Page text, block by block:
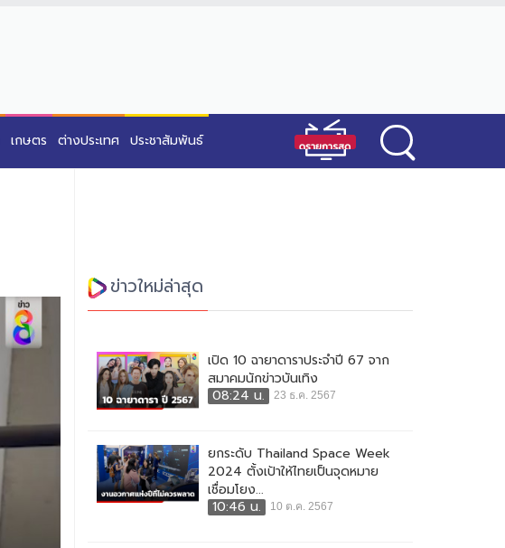
เกษตร ต่างประเทศ ประชาสัมพันธ์
ข่าวใหม่ล่าสุด
เปิด 10 ฉายาดาราประจำปี 67 จาก
สมาคมนักข่าวบันเทิง
08:24 น.
23 ธ.ค. 2567
ยกระดับ Thailand Space Week
2024 ตั้งเป้าให้ไทยเป็นจุดหมาย
เชื่อมโยง...
10:46 น.
10 ต.ค. 2567